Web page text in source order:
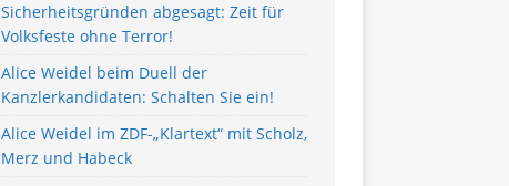
Sicherheitsgründen abgesagt: Zeit für
Volksfeste ohne Terror!
Alice Weidel beim Duell der
Kanzlerkandidaten: Schalten Sie ein!
Alice Weidel im ZDF-„Klartext“ mit Scholz,
Merz und Habeck